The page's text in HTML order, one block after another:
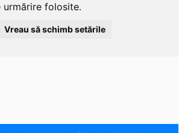
folosite.
Vreau să schimb setările